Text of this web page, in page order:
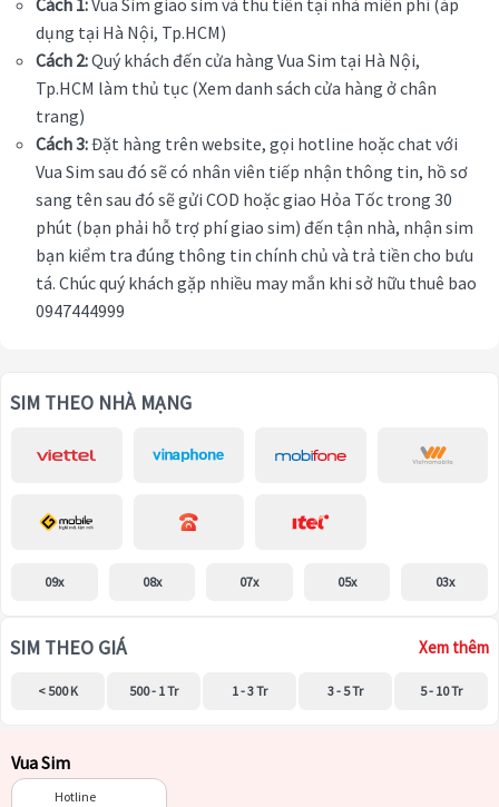
Cách 1:Vua Sim giao sim và thu tiền tại nhà miễn phí (áp
dụng tại Hà Nội, Tp.HCM)
Cách 2:Quý khách đến cửa hàng Vua Sim tại Hà Nội,
Tp.HCM làm thủ tục (Xem danh sách cửa hàng ở chân
trang)
Cách 3:Đặt hàng trên website, gọi hotline hoặc chat với
Vua Sim sau đó sẽ có nhân viên tiếp nhận thông tin, hồ sơ
sang tên sau đó sẽ gửi COD hoặc giao Hỏa Tốc trong 30
phút (bạn phải hỗ trợ phí giao sim) đến tận nhà, nhận sim
bạn kiểm tra đúng thông tin chính chủ và trả tiền cho bưu
tá. Chúc quý khách gặp nhiều may mắn khi sở hữu thuê bao
0947444999
SIM THEO NHÀ MẠNG
09x 08x 07x 05x 03x
SIM THEO GIÁ Xem thêm
< 500 K 500 - 1 Tr 1 - 3 Tr 3 - 5 Tr 5 - 10 Tr
Vua Sim
Hotline